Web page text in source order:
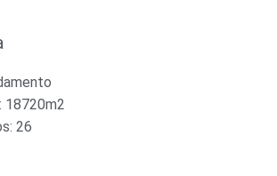
18720m2
26